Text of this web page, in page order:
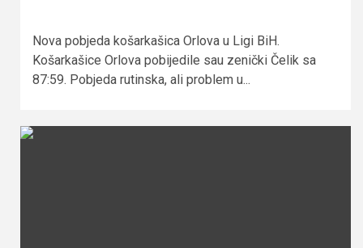
Nova pobjeda košarkašica Orlova u Ligi BiH.
Košarkašice Orlova pobijedile sau zenički Čelik sa
87:59. Pobjeda rutinska, ali problem u...